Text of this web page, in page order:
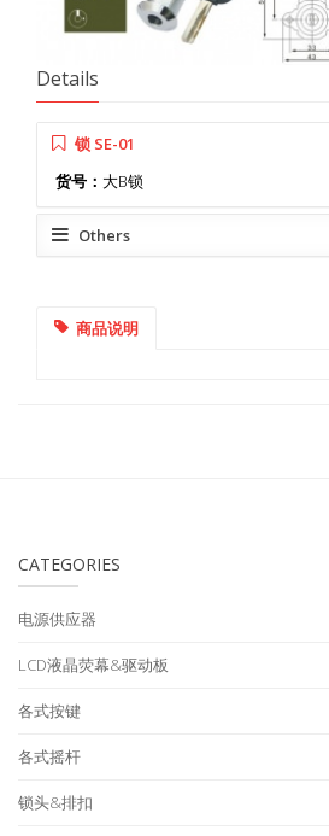
Details
锁 SE-01
货号： 大B锁
Others
商品说明
CATEGORIES
电源供应器
LCD液晶荧幕&驱动板
各式按键
各式摇杆
锁头&排扣